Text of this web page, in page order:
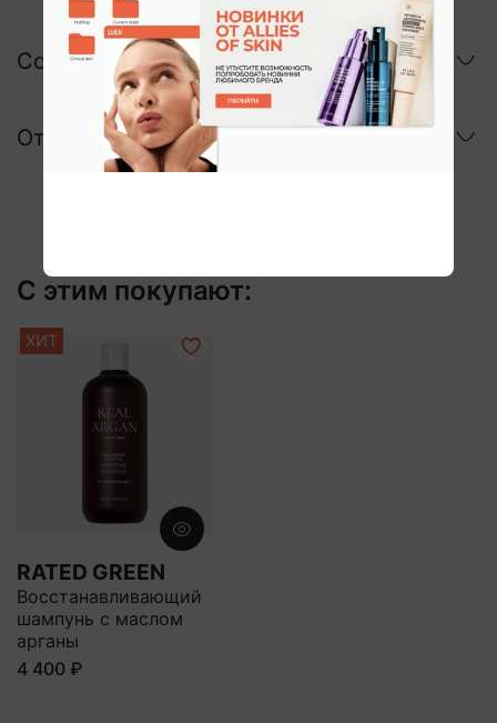
Состав
Отзывы
С этим покупают:
ХИТ
RATED GREEN
Восстанавливающий
шампунь с маслом
арганы
4 400 ₽